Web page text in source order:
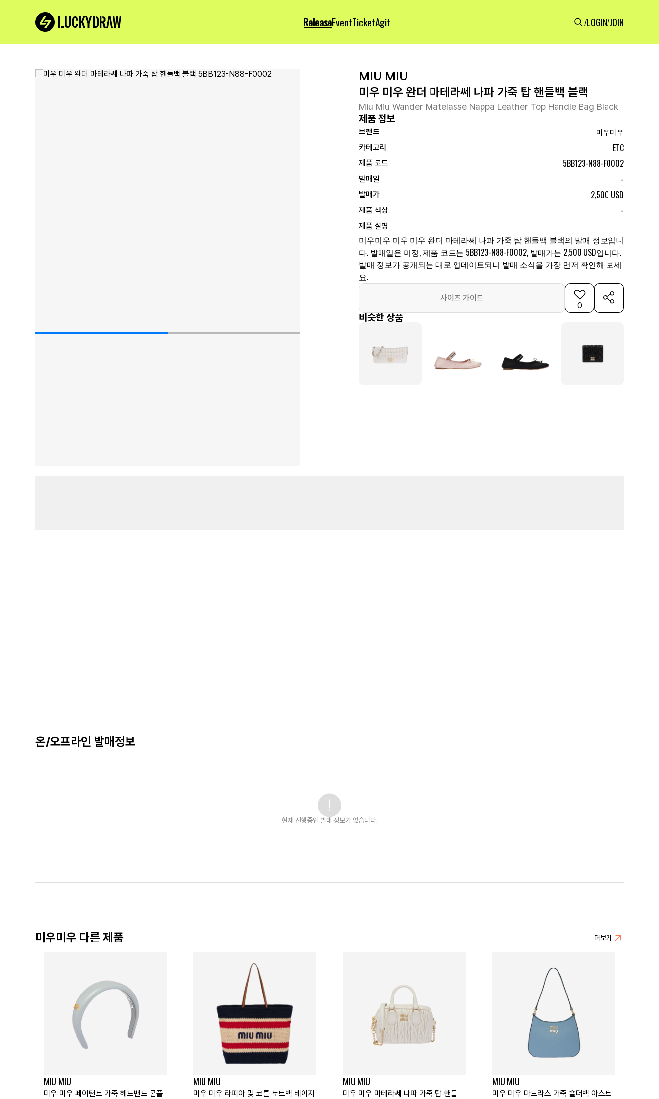
ReleaseEventTicketAgit /LOGIN/JOIN
MIU MIU
미우 미우 완더 마테라쎄 나파 가죽 탑 핸들백 블랙
Miu Miu Wander Matelasse Nappa Leather Top Handle Bag Black
제품 정보
브랜드
미우미우
카테고리
ETC
제품 코드 5BB123-N88-F0002
발매일 -
발매가 2,500 USD
제품 색상 -
제품 설명
미우미우 미우 미우 완더 마테라쎄 나파 가죽 탑 핸들백 블랙의 발매 정보입니
다. 발매일은 미정, 제품 코드는 5BB123-N88-F0002, 발매가는 2,500 USD입니다.
발매 정보가 공개되는 대로 업데이트되니 발매 소식을 가장 먼저 확인해 보세
요.
사이즈 가이드
0
비슷한 상품
온/오프라인 발매정보
현재 진행중인 발매 정보가 없습니다.
미우미우 다른 제품 더보기
MIU MIU
미우 미우 페이턴트 가죽 헤드밴드 콘플
MIU MIU
미우 미우 라피아 및 코튼 토트백 베이지
MIU MIU
미우 미우 마테라쎄 나파 가죽 탑 핸들
MIU MIU
미우 미우 마드라스 가죽 숄더백 아스트